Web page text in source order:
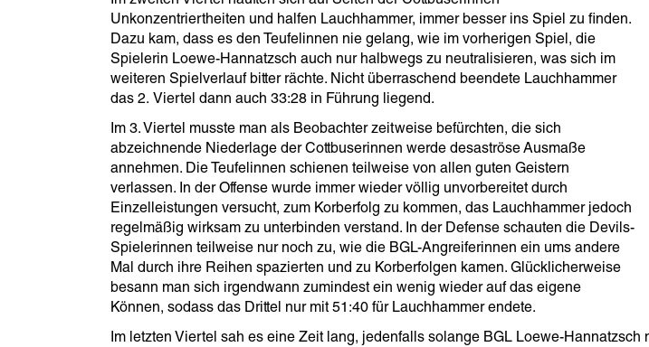
Unkonzentriertheiten und halfen Lauchhammer, immer besser ins Spiel zu finden.
Dazu kam, dass es den Teufelinnen nie gelang, wie im vorherigen Spiel, die
Spielerin Loewe-Hannatzsch auch nur halbwegs zu neutralisieren, was sich im
weiteren Spielverlauf bitter rächte. Nicht überraschend beendete Lauchhammer
das 2. Viertel dann auch 33:28 in Führung liegend.
Im 3. Viertel musste man als Beobachter zeitweise befürchten, die sich
abzeichnende Niederlage der Cottbuserinnen werde desaströse Ausmaße
annehmen. Die Teufelinnen schienen teilweise von allen guten Geistern
verlassen. In der Offense wurde immer wieder völlig unvorbereitet durch
Einzelleistungen versucht, zum Korberfolg zu kommen, das Lauchhammer jedoch
regelmäßig wirksam zu unterbinden verstand. In der Defense schauten die Devils-
Spielerinnen teilweise nur noch zu, wie die BGL-Angreiferinnen ein ums andere
Mal durch ihre Reihen spazierten und zu Korberfolgen kamen. Glücklicherweise
besann man sich irgendwann zumindest ein wenig wieder auf das eigene
Können, sodass das Drittel nur mit 51:40 für Lauchhammer endete.
Im letzten Viertel sah es eine Zeit lang, jedenfalls solange BGL Loewe-